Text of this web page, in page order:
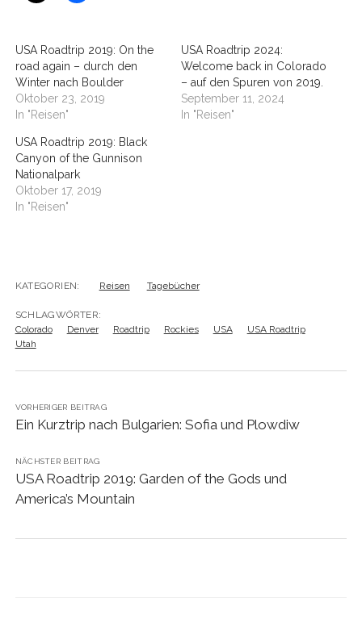
USA Roadtrip 2019: On the
road again – durch den
Winter nach Boulder
Oktober 23, 2019
In "Reisen"
USA Roadtrip 2024:
Welcome back in Colorado
– auf den Spuren von 2019.
September 11, 2024
In "Reisen"
USA Roadtrip 2019: Black
Canyon of the Gunnison
Nationalpark
Oktober 17, 2019
In "Reisen"
KATEGORIEN: Reisen Tagebücher
SCHLAGWÖRTER:
Colorado
Denver Roadtrip Rockies USA
USA Roadtrip
Utah
VORHERIGER BEITRAG
Ein Kurztrip nach Bulgarien: Sofia und Plowdiw
NÄCHSTER BEITRAG
USA Roadtrip 2019: Garden of the Gods und
America’s Mountain